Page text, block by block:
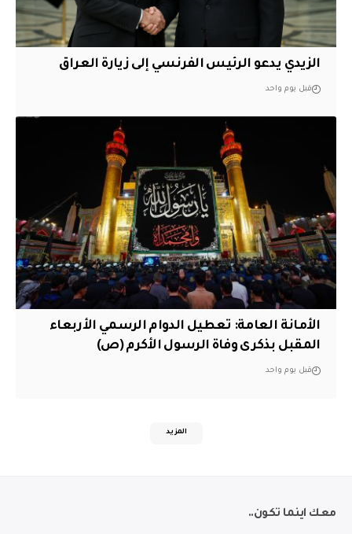
الزيدي يدعو الرئيس الفرنسي إلى زيارة العراق
قبل يوم واحد
الأمانة العامة: تعطيل الدوام الرسمي الأربعاء
المقبل بذكرى وفاة الرسول الأكرم (ص)
قبل يوم واحد
المزيد
معك اينما تكون..